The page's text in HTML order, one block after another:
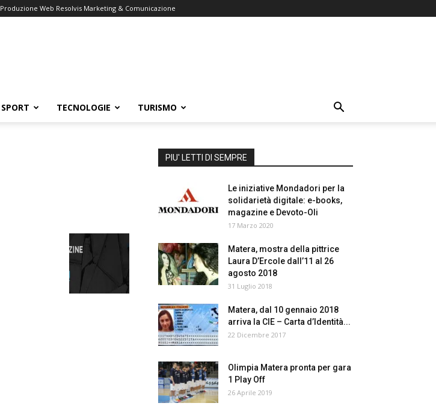
Produzione Web Resolvis Marketing & Comunicazione
SPORT TECNOLOGIE TURISMO
PIU' LETTI DI SEMPRE
Le iniziative Mondadori per la
solidarietà digitale: e-books,
magazine e Devoto-Oli
17 Marzo 2020
Matera, mostra della pittrice
Laura D’Ercole dall’11 al 26
agosto 2018
31 Luglio 2018
Matera, dal 10 gennaio 2018
arriva la CIE – Carta d’Identità...
22 Dicembre 2017
Olimpia Matera pronta per gara
1 Play Off
26 Aprile 2019